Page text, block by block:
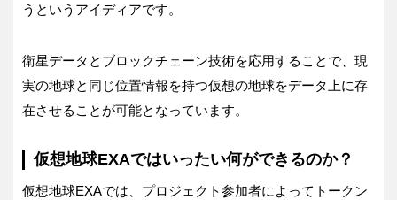
うというアイディアです。
衛星データとブロックチェーン技術を応用することで、現
実の地球と同じ位置情報を持つ仮想の地球をデータ上に存
在させることが可能となっています。
仮想地球EXAではいったい何ができるのか？
仮想地球EXAでは、プロジェクト参加者によってトークン